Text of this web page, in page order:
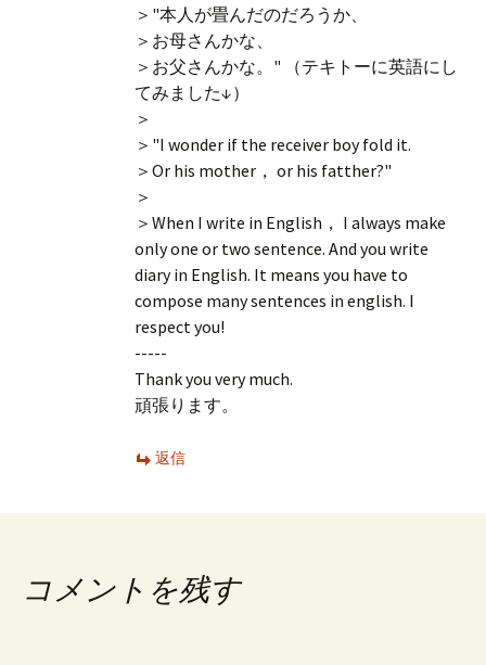
＞"本人が畳んだのだろうか、
＞お母さんかな、
＞お父さんかな。" （テキトーに英語にし
てみました↓）
＞
＞"I wonder if the receiver boy fold it.
＞Or his mother， or his fatther?"
＞
＞When I write in English， I always make
only one or two sentence. And you write
diary in English. It means you have to
compose many sentences in english. I
respect you!
-----
Thank you very much.
頑張ります。
返信
コメントを残す